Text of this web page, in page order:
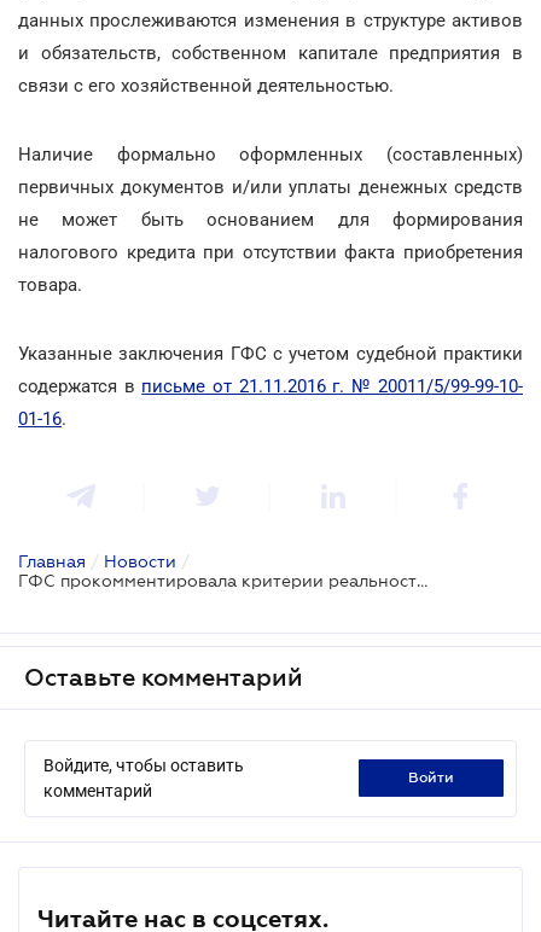
данных прослеживаются изменения в структуре активов
и обязательств, собственном капитале предприятия в
связи с его хозяйственной деятельностью.
Наличие формально оформленных (составленных)
первичных документов и/или уплаты денежных средств
не может быть основанием для формирования
налогового кредита при отсутствии факта приобретения
товара.
Указанные заключения ГФС с учетом судебной практики
содержатся в письме от 21.11.2016 г. № 20011/5/99-99-10-
01-16.
Главная / Новости /
ГФС прокомментировала критерии реальности финансовых операций
Оставьте комментарий
Войдите, чтобы оставить
комментарий
войти
Читайте нас в соцсетях.